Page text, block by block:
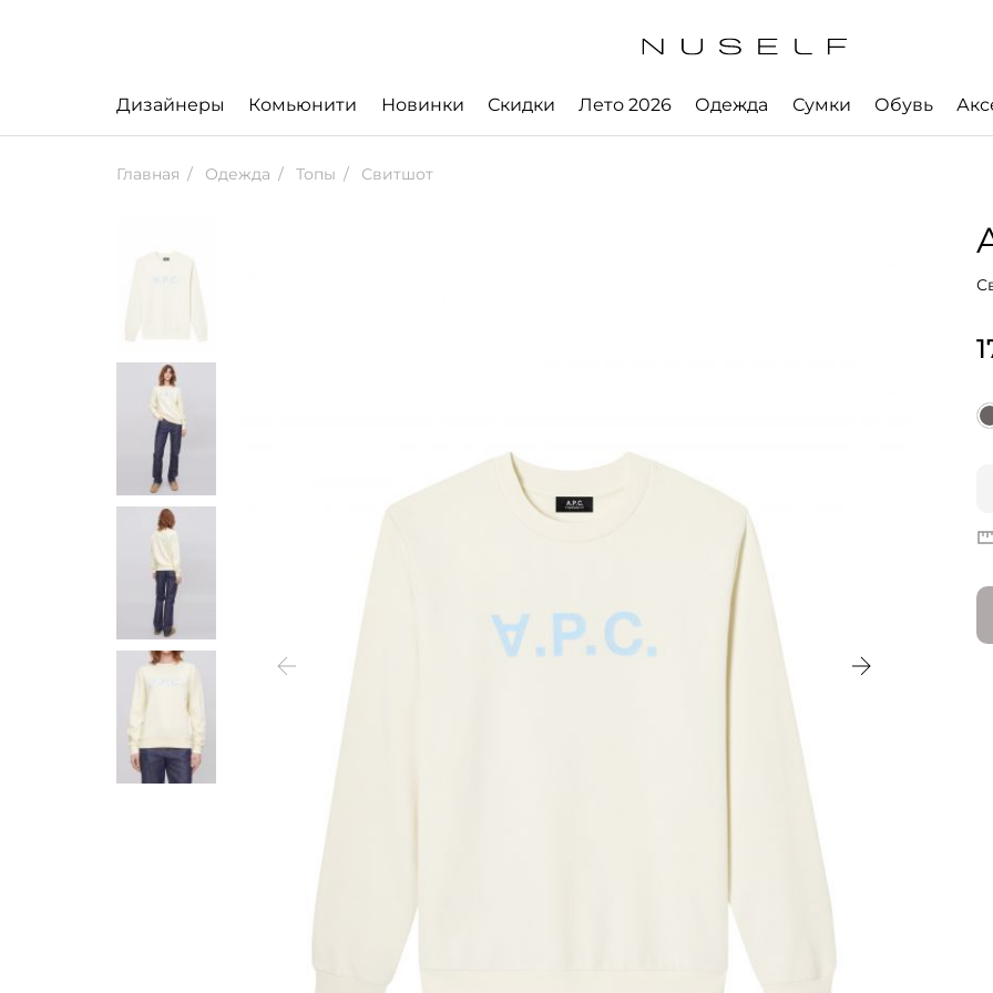
Дизайнеры Комьюнити Новинки Скидки Лето 2026 Одежда Сумки Обувь
Главная Одежда Топы Свитшот